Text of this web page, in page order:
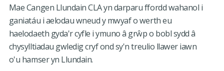
Mae Cangen Llundain CLA yn darparu ffordd wahanol i
ganiatáu i aelodau wneud y mwyaf o werth eu
haelodaeth gyda'r cyfle i ymuno â grŵp o bobl sydd â
chysylltiadau gwledig cryf ond sy'n treulio llawer iawn
o'u hamser yn Llundain.